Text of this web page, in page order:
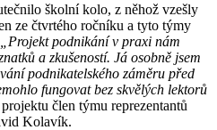
školní kolo, z něhož vzešly
ze čtvrtého ročníku a tyto týmy
„Projekt podnikání v praxi nám
a zkušeností. Já osobně jsem
podnikatelského záměru před
fungovat bez skvělých lektorů
člen týmu reprezentantů
Kolavík.